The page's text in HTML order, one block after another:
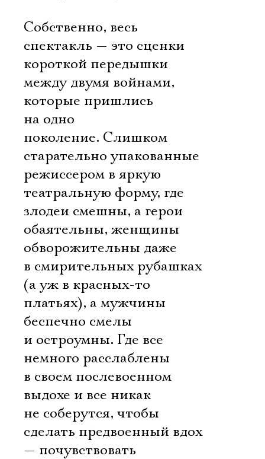
Собственно, весь
спектакль — это сценки
короткой передышки
между двумя войнами,
которые пришлись
на одно
поколение. Слишком
старательно упакованные
режиссером в яркую
театральную форму, где
злодеи смешны, а герои
обаятельны, женщины
обворожительны даже
в смирительных рубашках
(а уж в красных-то
платьях), а мужчины
беспечно смелы
и остроумны. Где все
немного расслаблены
в своем послевоенном
выдохе и все никак
не соберутся, чтобы
сделать предвоенный вдох
— почувствовать